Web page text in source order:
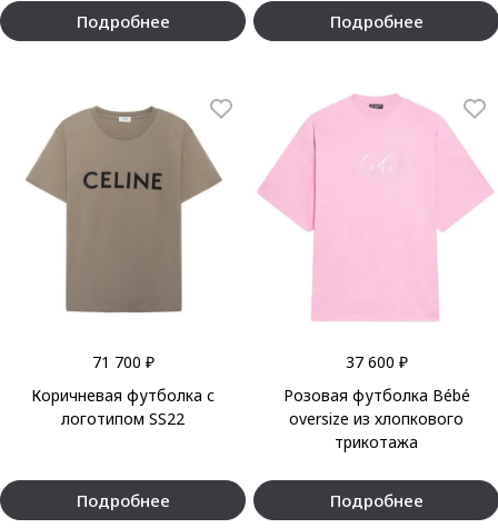
Подробнее Подробнее
71 700 ₽
Коричневая футболка с
логотипом SS22
Подробнее
37 600 ₽
Розовая футболка Bébé
oversize из хлопкового
трикотажа
Подробнее